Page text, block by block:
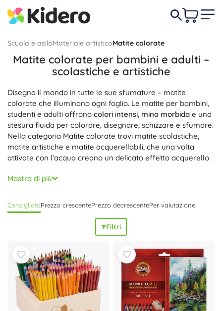
Scuola e asiloMateriale artisticoMatite colorate
Matite colorate per bambini e adulti –
scolastiche e artistiche
Disegna il mondo in tutte le sue sfumature – matite
colorate che illuminano ogni foglio. Le matite per bambini,
studenti e adulti offrono colori intensi, mina morbida e una
stesura fluida per colorare, disegnare, schizzare e sfumare.
Nella categoria Matite colorate trovi matite scolastiche,
matite artistiche e matite acquerellabili, che una volta
attivate con l’acqua creano un delicato effetto acquerello.
Le matite triangolari con
un’impugnatura corretta, mentre quelle esagonali e tonde
mina resistente alla rottura, il nucleo ben incollato e il
legno di qualità garantisconolunga durata
. Le matite in legno hanno una superficie
liscia, coprono bene e sonosicure per i bambini
scolastico quotidiano. Scegli set da 12, 24, 36 o 72 colori,
oppure singole tonalità – per
facile miscelazione dei colori
passaggi morbidi, blending e stratificazione. Per i più piccoli
sono ideali le matite jumbo
; per illustratori e appassionati di
disegno sono perfette lematite artistichecon maggiore
contenuto di pigmento; le matite acquerellabili sono ideali
Mostra di più
ConsigliatoPrezzo crescentePrezzo decrescentePer valutazione
Filtri